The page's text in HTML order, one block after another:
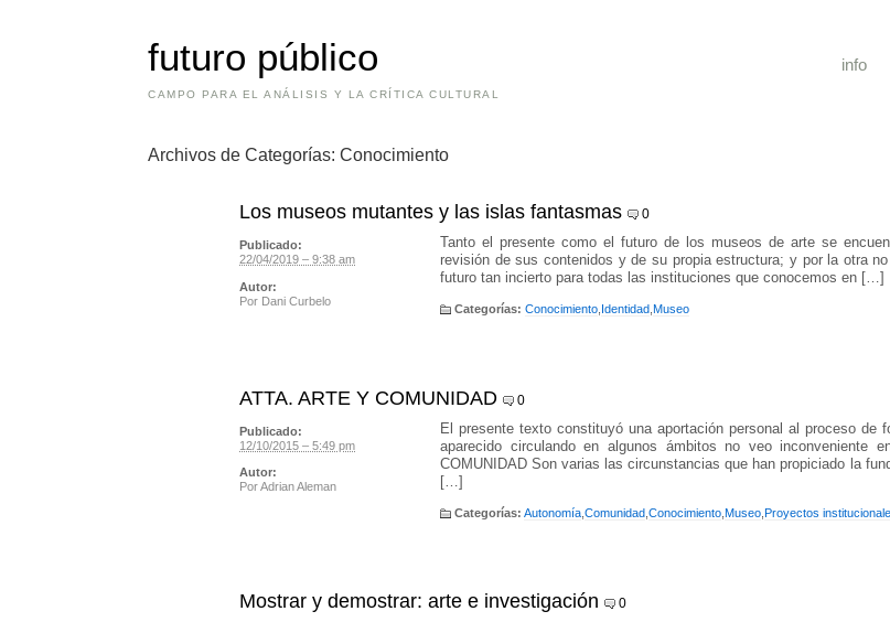
futuro público
CAMPO PARA EL ANÁLISIS Y LA CRÍTICA CULTURAL
info
Archivos de Categorías:Conocimiento
Los museos mutantes y las islas fantasmas 0
Tanto el presente como el futuro de los museos de arte se
revisión de sus contenidos y de su propia estructura; y por la otra
futuro tan incierto para todas las instituciones que conocemos en […]
Categorías: Conocimiento Identidad Museo
Publicado:
22/04/2019 – 9:38 am
Autor:
Por Dani Curbelo
ATTA. ARTE Y COMUNIDAD 0
El presente texto constituyó una aportación personal al proceso de
aparecido circulando en algunos ámbitos no veo inconveniente
COMUNIDAD Son varias las circunstancias que han propiciado la
[…]
Categorías: Autonomía Comunidad Conocimiento Museo Proyectos
Publicado:
12/10/2015 – 5:49 pm
Autor:
PorAdrian Aleman
Mostrar y demostrar: arte e investigación 0